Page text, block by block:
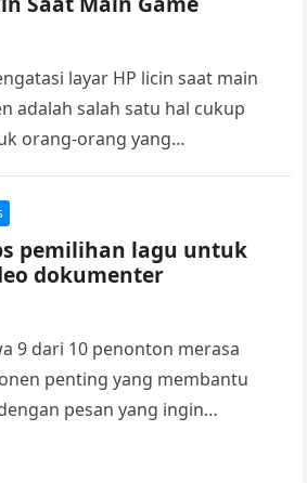
layar HP licin saat main
adalah salah satu hal cukup
orang-orang yang
pemilihan lagu untuk
dokumenter
9 dari 10 penonton merasa
penting yang membantu
pesan yang ingin